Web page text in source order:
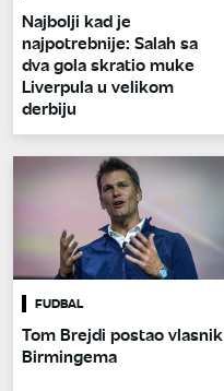
Najbolji kad je
najpotrebnije: Salah sa
dva gola skratio muke
Liverpula u velikom
derbiju
FUDBAL
Tom Brejdi postao vlasnik
Birmingema